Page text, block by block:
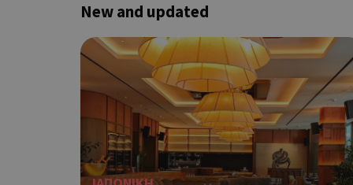
New and updated
LangCookie
PHPSESSID